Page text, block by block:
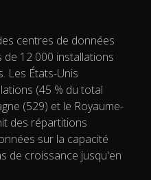
centres de données
12 000 installations
Les États-Unis
(45 % du total
(529) et le Royaume-
des répartitions
sur la capacité
de croissance jusqu'en